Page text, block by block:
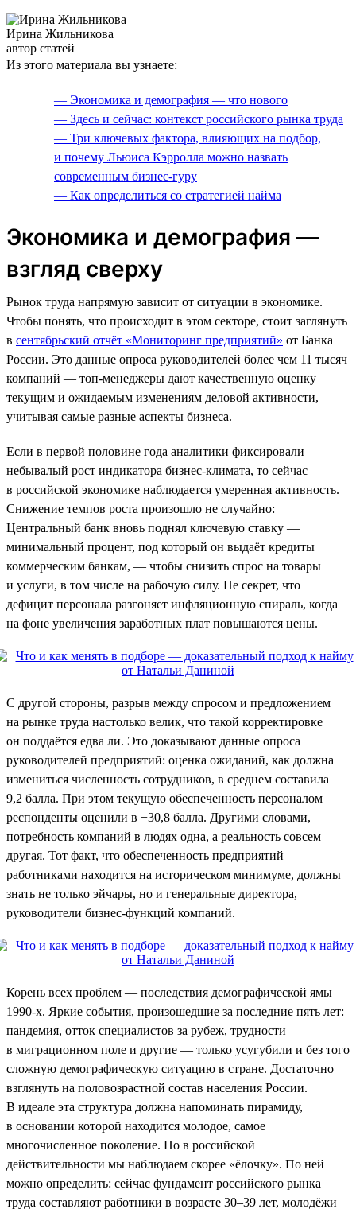
Ирина Жильникова
автор статей
Из этого материала вы узнаете:
— Экономика и демография — что нового
— Здесь и сейчас: контекст российского рынка труда
— Три ключевых фактора, влияющих на подбор,
и почему Льюиса Кэрролла можно назвать
современным бизнес-гуру
— Как определиться со стратегией найма
Экономика и демография —
взгляд сверху
Рынок труда напрямую зависит от ситуации в экономике.
Чтобы понять, что происходит в этом секторе, стоит заглянуть
в сентябрьский отчёт «Мониторинг предприятий» от Банка
России. Это данные опроса руководителей более чем 11 тысяч
компаний — топ-менеджеры дают качественную оценку
текущим и ожидаемым изменениям деловой активности,
учитывая самые разные аспекты бизнеса.
Если в первой половине года аналитики фиксировали
небывалый рост индикатора бизнес-климата, то сейчас
в российской экономике наблюдается умеренная активность.
Снижение темпов роста произошло не случайно:
Центральный банк вновь поднял ключевую ставку —
минимальный процент, под который он выдаёт кредиты
коммерческим банкам, — чтобы снизить спрос на товары
и услуги, в том числе на рабочую силу. Не секрет, что
дефицит персонала разгоняет инфляционную спираль, когда
на фоне увеличения заработных плат повышаются цены.
С другой стороны, разрыв между спросом и предложением
на рынке труда настолько велик, что такой корректировке
он поддаётся едва ли. Это доказывают данные опроса
руководителей предприятий: оценка ожиданий, как должна
измениться численность сотрудников, в среднем составила
9,2 балла. При этом текущую обеспеченность персоналом
респонденты оценили в −30,8 балла. Другими словами,
потребность компаний в людях одна, а реальность совсем
другая. Тот факт, что обеспеченность предприятий
работниками находится на историческом минимуме, должны
знать не только эйчары, но и генеральные директора,
руководители бизнес-функций компаний.
Корень всех проблем — последствия демографической ямы
1990-х. Яркие события, произошедшие за последние пять лет:
пандемия, отток специалистов за рубеж, трудности
в миграционном поле и другие — только усугубили и без того
сложную демографическую ситуацию в стране. Достаточно
взглянуть на половозрастной состав населения России.
В идеале эта структура должна напоминать пирамиду,
в основании которой находится молодое, самое
многочисленное поколение. Но в российской
действительности мы наблюдаем скорее «ёлочку». По ней
можно определить: сейчас фундамент российского рынка
труда составляют работники в возрасте 30–39 лет, молодёжи